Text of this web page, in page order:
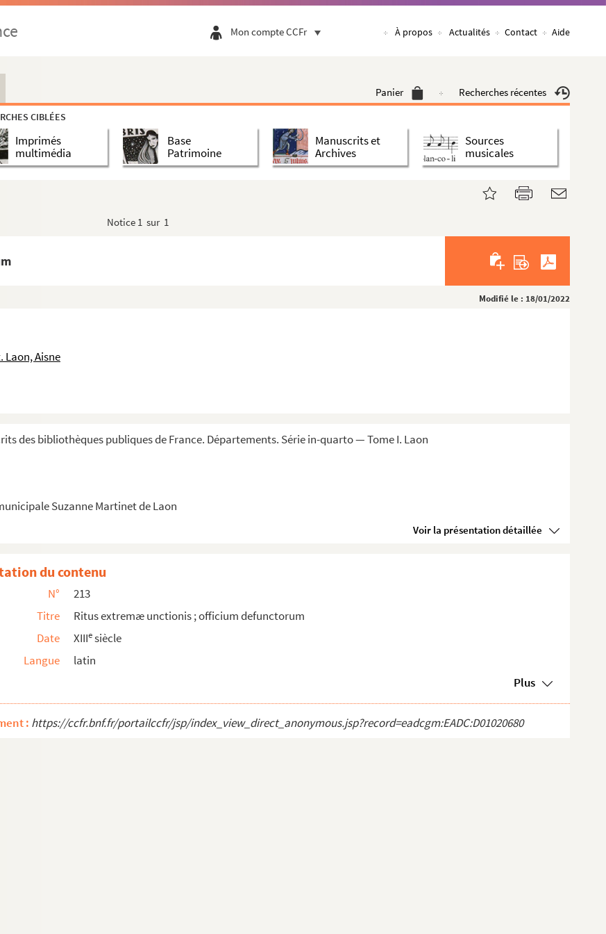
Mon compte CCFr À propos Actualités Contact Aide
Panier Recherches récentes
CIBLÉES
Imprimés
multimédia
Base
Patrimoine
Manuscrits et
Archives
Sources
musicales
Notice 1 sur 1
Modifié le : 18/01/2022
Laon, Aisne
des bibliothèques publiques de France. Départements. Série in-quarto — Tome I. Laon
Suzanne Martinet de Laon
Voir la présentation détaillée
Ravenne
de hiis que in hoc opusculo continentur
in Vasconia Nemausensi positus (
du contenu
N°
213
Titre
Ritus extremæ unctionis ; officium defunctorum
Date
XIIIesiècle
Langue
latin
Plus
: https://ccfr.bnf.fr/portailccfr/jsp/index_view_direct_anonymous.jsp?record=eadcgm:EADC:D01020680